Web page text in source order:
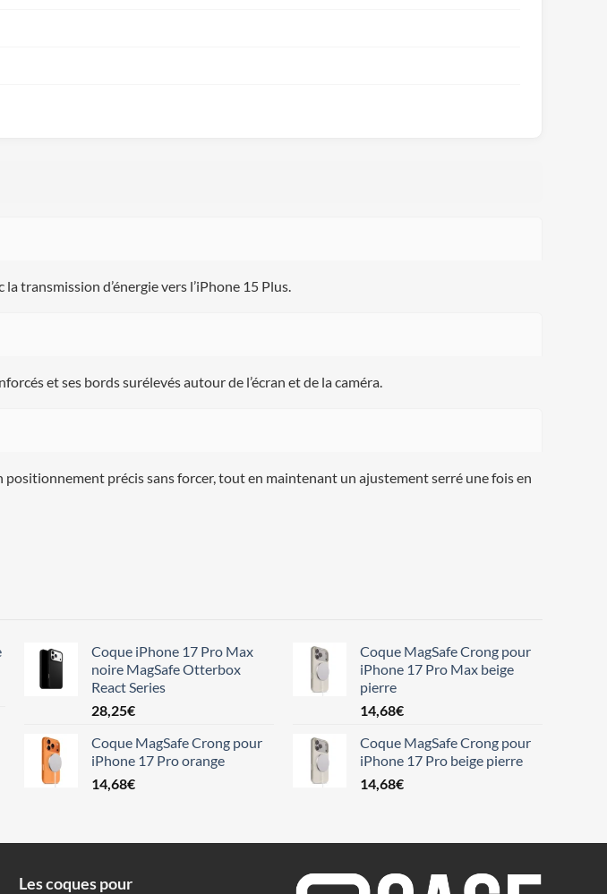
transmission d’énergie vers l’iPhone 15 Plus.
et ses bords surélevés autour de l’écran et de la caméra.
précis sans forcer, tout en maintenant un ajustement serré une fois en
Coque iPhone 17 Pro Max
noire MagSafe Otterbox
React Series
28,25€
Coque MagSafe Crong pour
iPhone 17 Pro orange
14,68€
Coque MagSafe Crong pour
iPhone 17 Pro Max beige
pierre
14,68€
Coque MagSafe Crong pour
iPhone 17 Pro beige pierre
14,68€
Les coques pour